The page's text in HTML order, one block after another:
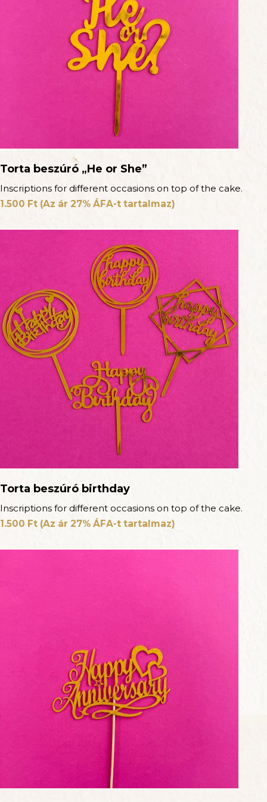
Torta beszúró „He or She”
Inscriptions for different occasions on top of the cake.
1.500 Ft (Az ár 27% ÁFA-t tartalmaz)
Torta beszúró birthday
Inscriptions for different occasions on top of the cake.
1.500 Ft (Az ár 27% ÁFA-t tartalmaz)